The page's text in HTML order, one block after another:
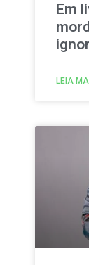
Em
LEIA